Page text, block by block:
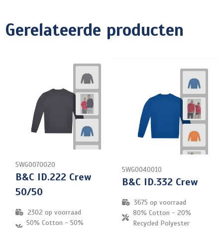
Gerelateerde producten
5WG0070020
B&C ID.222 Crew
50/50
2302 op voorraad
50% Cotton - 50%
5WG0040010
B&C ID.332 Crew
3675 op voorraad
80% Cotton - 20%
Recycled Polyester